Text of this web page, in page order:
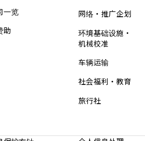
一览
助
网络・推广企划
环境基础设施・
机械校准
车辆运输
社会福利・教育
旅行社